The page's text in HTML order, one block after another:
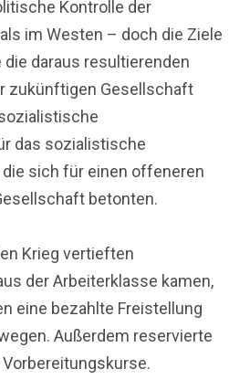
Kontrolle der
im Westen – doch die Ziele
daraus resultierenden
zukünftigen Gesellschaft
das sozialistische
sich für einen offeneren
betonten.
Krieg vertieften
der Arbeiterklasse kamen,
eine bezahlte Freistellung
Außerdem reservierte